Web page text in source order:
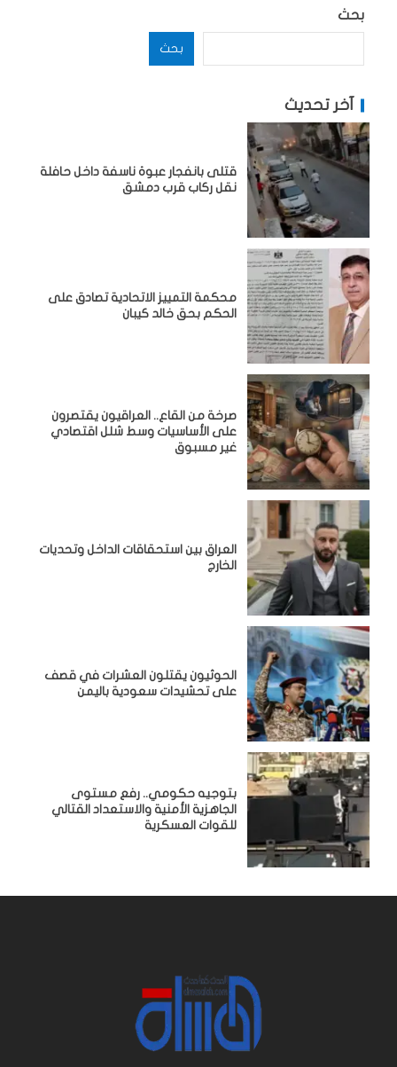
بحث
بحث
آخر تحديث
قتلى بانفجار عبوة ناسفة داخل حافلة
نقل ركاب قرب دمشق
محكمة التمييز الاتحادية تصادق على
الحكم بحق خالد كيبان
صرخة من القاع.. العراقيون يقتصرون
على الأساسيات وسط شلل اقتصادي
غير مسبوق
‏العراق بين استحقاقات الداخل وتحديات
الخارج
الحوثيون يقتلون العشرات في قصف
على تحشيدات سعودية باليمن
بتوجيه حكومي.. رفع مستوى
الجاهزية الأمنية والاستعداد القتالي
للقوات العسكرية